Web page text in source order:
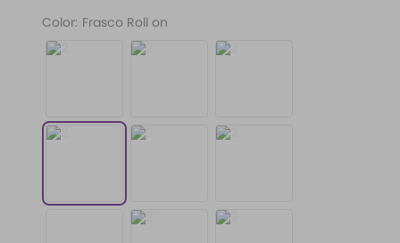
Color: Frasco Roll on